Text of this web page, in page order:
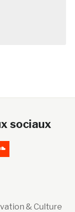
sociaux
& Culture